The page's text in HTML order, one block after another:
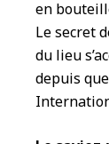
en
Le secret
du lieu
depuis